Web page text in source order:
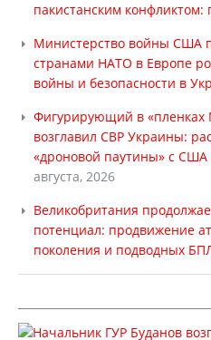
пакистанским конфликтом:
Министерство войны США
странами НАТО в Европе
войны и безопасности в
Фигурирующий в
возглавил СВР Украины:
«дроновой паутины» с
августа, 2026
Великобритания
потенциал: продвижение
поколения и подводных